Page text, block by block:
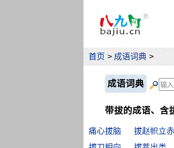
首页 > 成语词典 >
成语词典
带拔的成语、含
痛心拔脑 拔赵帜立